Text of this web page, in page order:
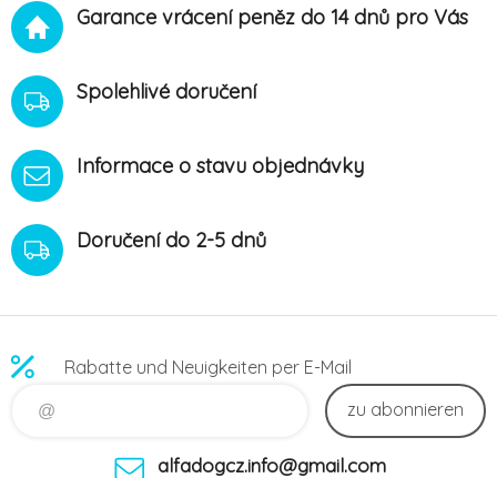
Garance vrácení peněz do 14 dnů pro Vás
Spolehlivé doručení
Informace o stavu objednávky
Doručení do 2-5 dnů
Rabatte und Neuigkeiten per E-Mail
zu abonnieren
alfadogcz.info@gmail.com